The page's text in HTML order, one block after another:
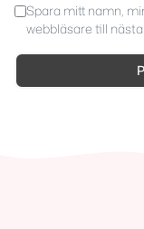
Spara mitt namn,
webbläsare till